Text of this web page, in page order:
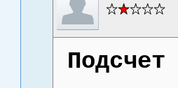
Подсчет